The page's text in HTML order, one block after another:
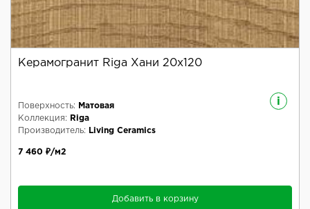
Керамогранит Riga Хани 20x120
i
Поверхность:
Матовая
Коллекция:
Riga
Производитель:
Living Ceramics
7 460 ₽/м2
Добавить в корзину